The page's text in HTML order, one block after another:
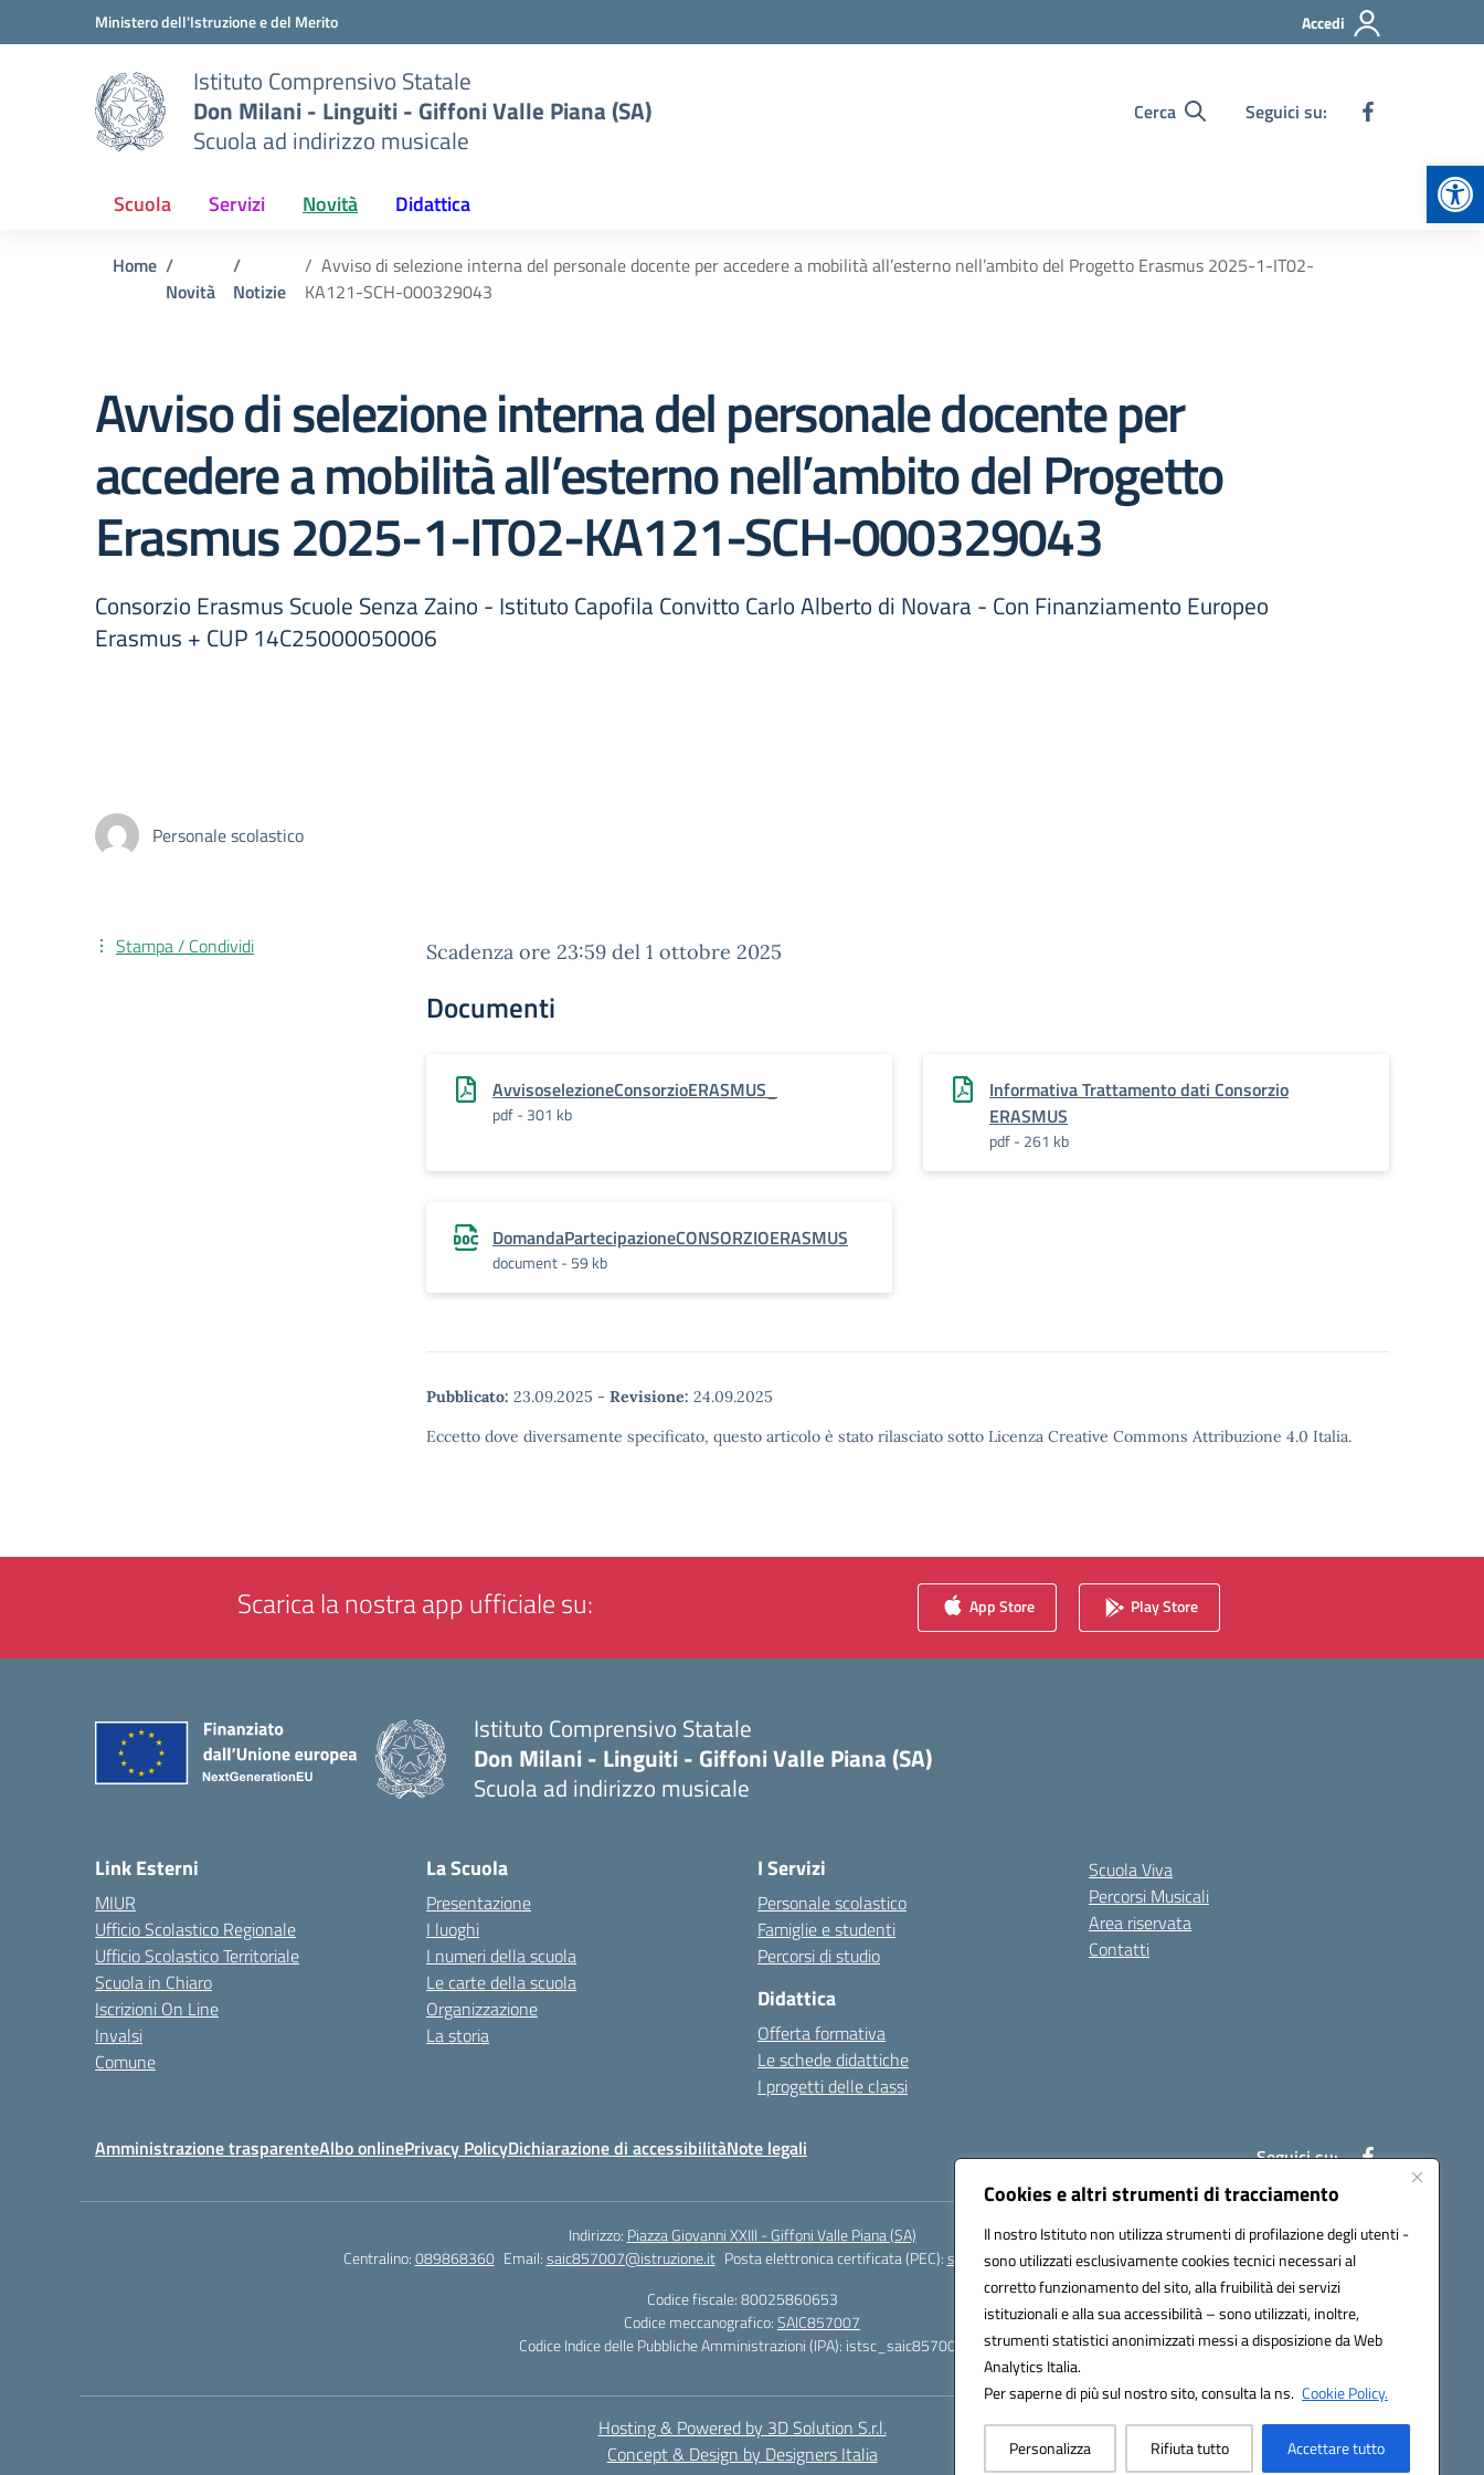
Cookies e altri strumenti di tracciamento
Il nostro Istituto non utilizza strumenti di profilazione degli utenti -
sono utilizzati esclusivamente cookies tecnici necessari al
corretto funzionamento del sito, alla fruibilità dei servizi
istituzionali e alla sua accessibilità – sono utilizzati, inoltre,
strumenti statistici anonimizzati messi a disposizione da Web
Analytics Italia.
Per saperne di più sul nostro sito, consulta la ns. Cookie Policy.
Personalizza Rifiuta tutto Accettare tutto
Vai ai contenuti
Vai al menu di navigazioneMinistero dell'Istruzione e del Merito Accedi
Istituto Comprensivo Statale
Don Milani - Linguiti - Giffoni Valle Piana (SA)
Scuola ad indirizzo musicale
Cerca Seguici su:
Scuola Servizi Novità Didattica
Home
Novità
Notizie
Avviso di selezione interna del personale docente per accedere a mobilità all’esterno nell’ambito del Progetto Erasmus 2025-1-IT02-
KA121-SCH-000329043
Avviso di selezione interna del personale docente per
accedere a mobilità all’esterno nell’ambito del Progetto
Erasmus 2025-1-IT02-KA121-SCH-000329043
Consorzio Erasmus Scuole Senza Zaino - Istituto Capofila Convitto Carlo Alberto di Novara - Con Finanziamento Europeo
Erasmus + CUP 14C25000050006
Personale scolastico
Scadenza ore 23:59 del 1 ottobre 2025
Documenti
AvvisoselezioneConsorzioERASMUS_
pdf - 301 kb
Informativa Trattamento dati Consorzio
ERASMUS
pdf - 261 kb
DomandaPartecipazioneCONSORZIOERASMUS
document - 59 kb
Pubblicato: 23.09.2025 - Revisione: 24.09.2025
Eccetto dove diversamente specificato, questo articolo è stato rilasciato sotto Licenza Creative Commons Attribuzione 4.0 Italia.
Stampa / Condividi
Scarica la nostra app ufficiale su: App Store Play Store
Istituto Comprensivo Statale
Don Milani - Linguiti - Giffoni Valle Piana (SA)
Scuola ad indirizzo musicale
Link Esterni
MIUR
Ufficio Scolastico Regionale
Ufficio Scolastico Territoriale
Scuola in Chiaro
Iscrizioni On Line
Invalsi
Comune
La Scuola
Presentazione
I luoghi
I numeri della scuola
Le carte della scuola
Organizzazione
La storia
I Servizi
Personale scolastico
Famiglie e studenti
Percorsi di studio
Didattica
Offerta formativa
Le schede didattiche
I progetti delle classi
Scuola Viva
Percorsi Musicali
Area riservata
Contatti
Amministrazione trasparenteAlbo onlinePrivacy PolicyDichiarazione di accessibilitàNote legali Seguici su:
Indirizzo: Piazza Giovanni XXIII - Giffoni Valle Piana (SA)
Centralino:089868360 Email:saic857007@istruzione.it Posta elettronica certificata (PEC):saic857007@pec.istruzione.it
Codice fiscale: 80025860653
Codice meccanografico:SAIC857007
Codice Indice delle Pubbliche Amministrazioni (IPA): istsc_saic857007
Hosting & Powered by 3D Solution S.r.l.
Concept & Design by Designers Italia